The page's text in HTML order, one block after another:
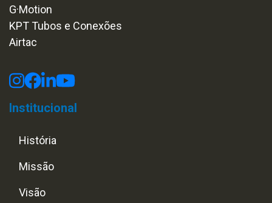
G·Motion
KPT Tubos e Conexões
Airtac
Institucional
História
Missão
Visão